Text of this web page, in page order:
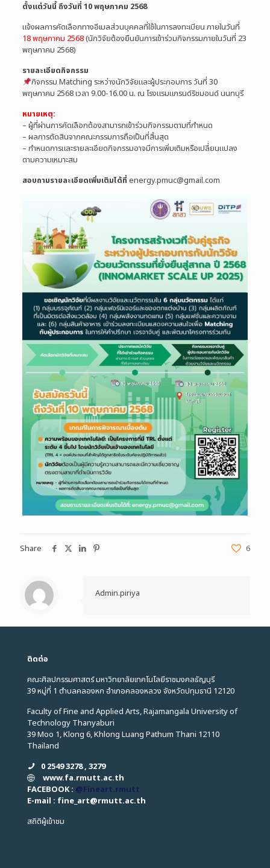
ตั้งแต่วันนี้ ถึงวันที่ 10 พฤษภาคม 2568
แจ้งผลการคัดเลือกทางอีเมลส่วนบุคคลที่ใช้ในการลงทะเบียน ภายในวันที่
18 พฤษภาคม 2568(นักวิจัยต้องยืนยันการเข้าร่วมกิจกรรมภายในวันที่ 23
พฤษภาคม 2568)
รายละเอียดกิจกรรม
กิจกรรม Matching ระหว่างนักวิจัยและผู้ประกอบการ วันที่ 30
พฤษภาคม 2568 เวลา 9.00-16.00 น. ณ โรงแรมแกรนด์ริชมอนด์ นนทบุรี
หมายเหตุ:
– ผู้ที่ผ่านการคัดเลือกต้องสามารถเข้าร่วมกิจกรรมตามที่กำหนด
– ผลการตัดสินจากคณะกรรมการถือเป็นที่สิ้นสุด
– กำหนดการและรายละเอียดกิจกรรมอาจมีการเพิ่มเติมหรือเปลี่ยนแปลง
ตามความเหมาะสม
สอบถามรายละเอียดเพิ่มเติมได้ที่ energy.pmuc@gmail.com
Share 6
Admin.piriya
ติดต่อ
คณะศิลปกรรมศาสตร์ มหาวิทยาลัยเทคโนโลยีราชมงคลธัญบุรี
39 หมู่ที่ 1 ตำบลคลองหก อำเภอคลองหลวง จังหวัดปทุมธานี 12120
Faculty of Fine and Applied Arts, Rajamangala University of
Technology Thanyaburi
39 Moo 1, Klong 6, Khlong Luang Pathum Thani 12110
Thailand
0 2549 3278 , 3279
www.fa.rmutt.ac.th
FACEBOOK : @Fineart.rmutt
E-mail : fine_art@rmutt.ac.th
สถิติผู้เข้าชม